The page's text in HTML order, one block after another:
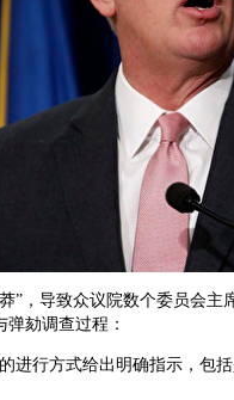
”，导致众议院数个委员会主
劾调查过程：
进行方式给出明确指示，包